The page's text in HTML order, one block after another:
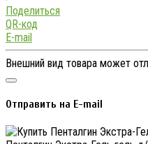
Поделиться
QR-код
E-mail
Внешний вид товара может
Отправить на E-mail